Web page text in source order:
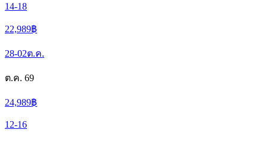
14-18
22,989฿
28-02ต.ค.
ต.ค. 69
24,989฿
12-16